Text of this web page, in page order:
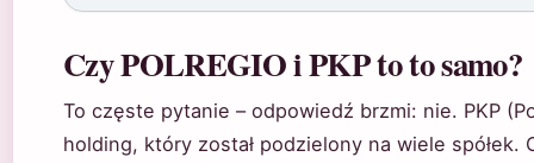
Czy POLREGIO i PKP to to samo?
To częste pytanie – odpowiedź brzmi: nie. PKP
holding, który został podzielony na wiele spółek.